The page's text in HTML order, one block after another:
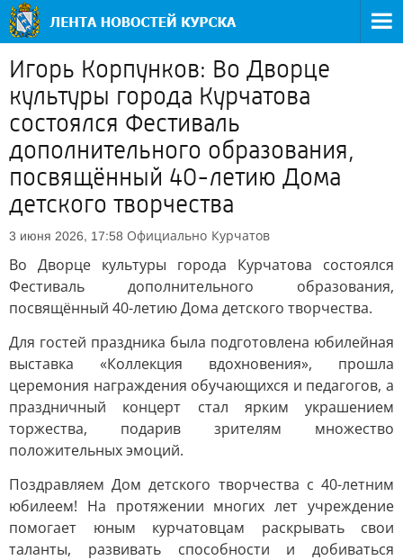
Игорь Корпунков: Во Дворце
культуры города Курчатова
состоялся Фестиваль
дополнительного образования,
посвящённый 40-летию Дома
детского творчества
3 июня 2026, 17:58 Официально Курчатов
Во Дворце культуры города Курчатова состоялся
Фестиваль дополнительного образования,
посвящённый 40-летию Дома детского творчества.
Для гостей праздника была подготовлена юбилейная
выставка «Коллекция вдохновения», прошла
церемония награждения обучающихся и педагогов, а
праздничный концерт стал ярким украшением
торжества, подарив зрителям множество
положительных эмоций.
Поздравляем Дом детского творчества с 40-летним
юбилеем! На протяжении многих лет учреждение
помогает юным курчатовцам раскрывать свои
таланты, развивать способности и добиваться